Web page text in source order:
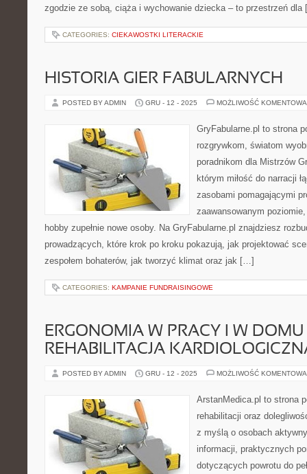
zgodzie ze sobą, ciąża i wychowanie dziecka – to przestrzeń
CATEGORIES: CIEKAWOSTKI LITERACKIE
HISTORIA GIER FABULARNYCH
POSTED BY ADMIN GRU - 12 - 2025 MOŻLIWOŚĆ
GryFabularne.pl to strona
rozgrywkom, światom
poradnikom dla Mistrzów
którym miłość do narracji
zasobami pomagającymi
zaawansowanym
hobby zupełnie nowe osoby. Na GryFabularne.pl znajdziesz
prowadzących, które krok po kroku pokazują, jak projektować
zespołem bohaterów, jak tworzyć klimat oraz jak […]
CATEGORIES: KAMPANIE FUNDRAISINGOWE
ERGONOMIA W PRACY I W DOMU
REHABILITACJA
POSTED BY ADMIN GRU - 12 - 2025 MOŻLIWOŚĆ
ArstanMedica.pl to strona
rehabilitacji oraz
z myślą o osobach
informacji, praktycznych
dotyczących powrotu do